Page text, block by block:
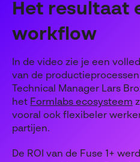
Het resultaat
workflow
In de video zie je een
van de productieprocessen
Technical Manager Lars
het Formlabs ecosysteem
vooral ook flexibeler
partijen.
De ROI van de Fuse 1+